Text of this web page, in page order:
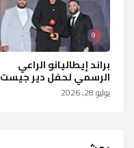
9
براند إيطاليانو الراعي
الرسمي لحفل دير جيست
يوليو 28, 2026